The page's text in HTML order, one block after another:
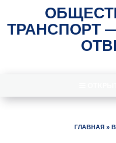
ТРАНСПОРТ
ГЛАВНАЯ »